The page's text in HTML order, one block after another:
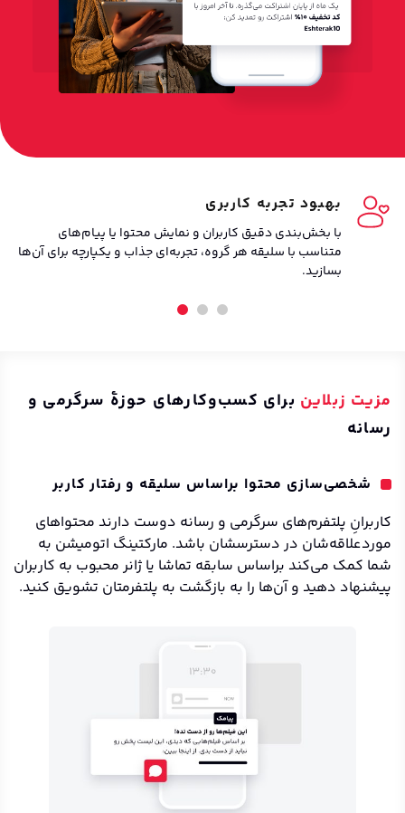
بهبود تجربه کاربری
با بخش‌بندی دقیق کاربران و نمایش محتوا یا پیام‌های
متناسب با سلیقه هر گروه، تجربه‌ای جذاب و یکپارچه برای آن‌ها
بسازید.
مزیت زبلاین برای کسب‌وکارهای حوزهٔ سرگرمی و
رسانه
شخصی‌سازی محتوا براساس سلیقه و رفتار کاربر
کاربرانِ پلتفرم‌های سرگرمی‌ و رسانه دوست دارند محتواهای
موردعلاقه‌شان در دسترسشان باشد. مارکتینگ اتومیشن به
شما کمک می‌کند براساس سابقه تماشا یا ژانر محبوب به کاربران
پیشنهاد دهید و آن‌ها را به بازگشت به پلتفرمتان تشویق کنید.